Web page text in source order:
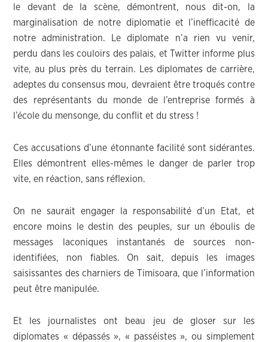
le devant de la scène, démontrent, nous dit-on, la
marginalisation de notre diplomatie et l’inefficacité de
notre administration. Le diplomate n’a rien vu venir,
perdu dans les couloirs des palais, et Twitter informe plus
vite, au plus près du terrain. Les diplomates de carrière,
adeptes du consensus mou, devraient être troqués contre
des représentants du monde de l’entreprise formés à
l’école du mensonge, du conflit et du stress !
Ces accusations d’une étonnante facilité sont sidérantes.
Elles démontrent elles-mêmes le danger de parler trop
vite, en réaction, sans réflexion.
On ne saurait engager la responsabilité d’un Etat, et
encore moins le destin des peuples, sur un éboulis de
messages laconiques instantanés de sources non-
identifiées, non fiables. On sait, depuis les images
saisissantes des charniers de Timisoara, que l’information
peut être manipulée.
Et les journalistes ont beau jeu de gloser sur les
diplomates « dépassés », « passéistes », ou simplement